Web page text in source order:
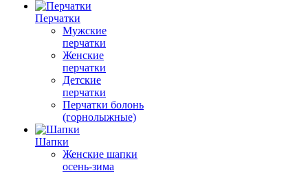
Перчатки
Мужские
перчатки
Женские
перчатки
Детские
перчатки
Перчатки болонь
(горнолыжные)
Шапки
Женские шапки
осень-зима